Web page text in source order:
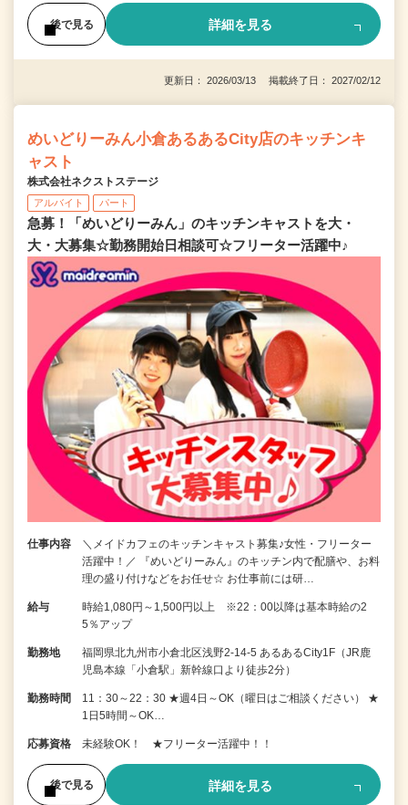
後で見る 詳細を見る
更新日： 2026/03/13 掲載終了日： 2027/02/12
めいどりーみん小倉あるあるCity店のキッチンキ
ャスト
株式会社ネクストステージ
アルバイト パート
急募！「めいどりーみん」のキッチンキャストを大・
大・大募集☆勤務開始日相談可☆フリーター活躍中♪
仕事内容
＼メイドカフェのキッチンキャスト募集♪女性・フリーター
活躍中！／ 『めいどりーみん』のキッチン内で配膳や、お料
理の盛り付けなどをお任せ☆ お仕事前には研…
給与
時給1,080円～1,500円以上 ※22：00以降は基本時給の2
5％アップ
勤務地
福岡県北九州市小倉北区浅野2-14-5 あるあるCity1F（JR鹿
児島本線「小倉駅」新幹線口より徒歩2分）
勤務時間
11：30～22：30 ★週4日～OK（曜日はご相談ください） ★
1日5時間～OK…
応募資格 未経験OK！ ★フリーター活躍中！！
後で見る 詳細を見る